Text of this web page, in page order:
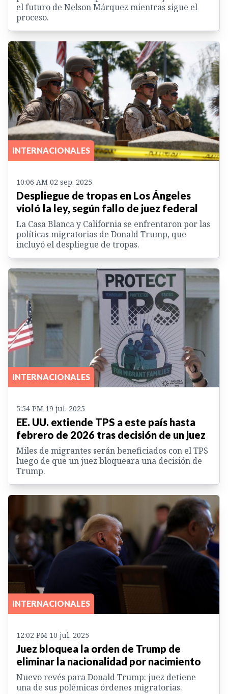
el futuro de Nelson Márquez mientras sigue el
proceso.
INTERNACIONALES
10:06 AM 02 sep. 2025
Despliegue de tropas en Los Ángeles
violó la ley, según fallo de juez federal
La Casa Blanca y California se enfrentaron por las
políticas migratorias de Donald Trump, que
incluyó el despliegue de tropas.
INTERNACIONALES
5:54 PM 19 jul. 2025
EE. UU. extiende TPS a este país hasta
febrero de 2026 tras decisión de un juez
Miles de migrantes serán beneficiados con el TPS
luego de que un juez bloqueara una decisión de
Trump.
INTERNACIONALES
12:02 PM 10 jul. 2025
Juez bloquea la orden de Trump de
eliminar la nacionalidad por nacimiento
Nuevo revés para Donald Trump: juez detiene
una de sus polémicas órdenes migratorias.